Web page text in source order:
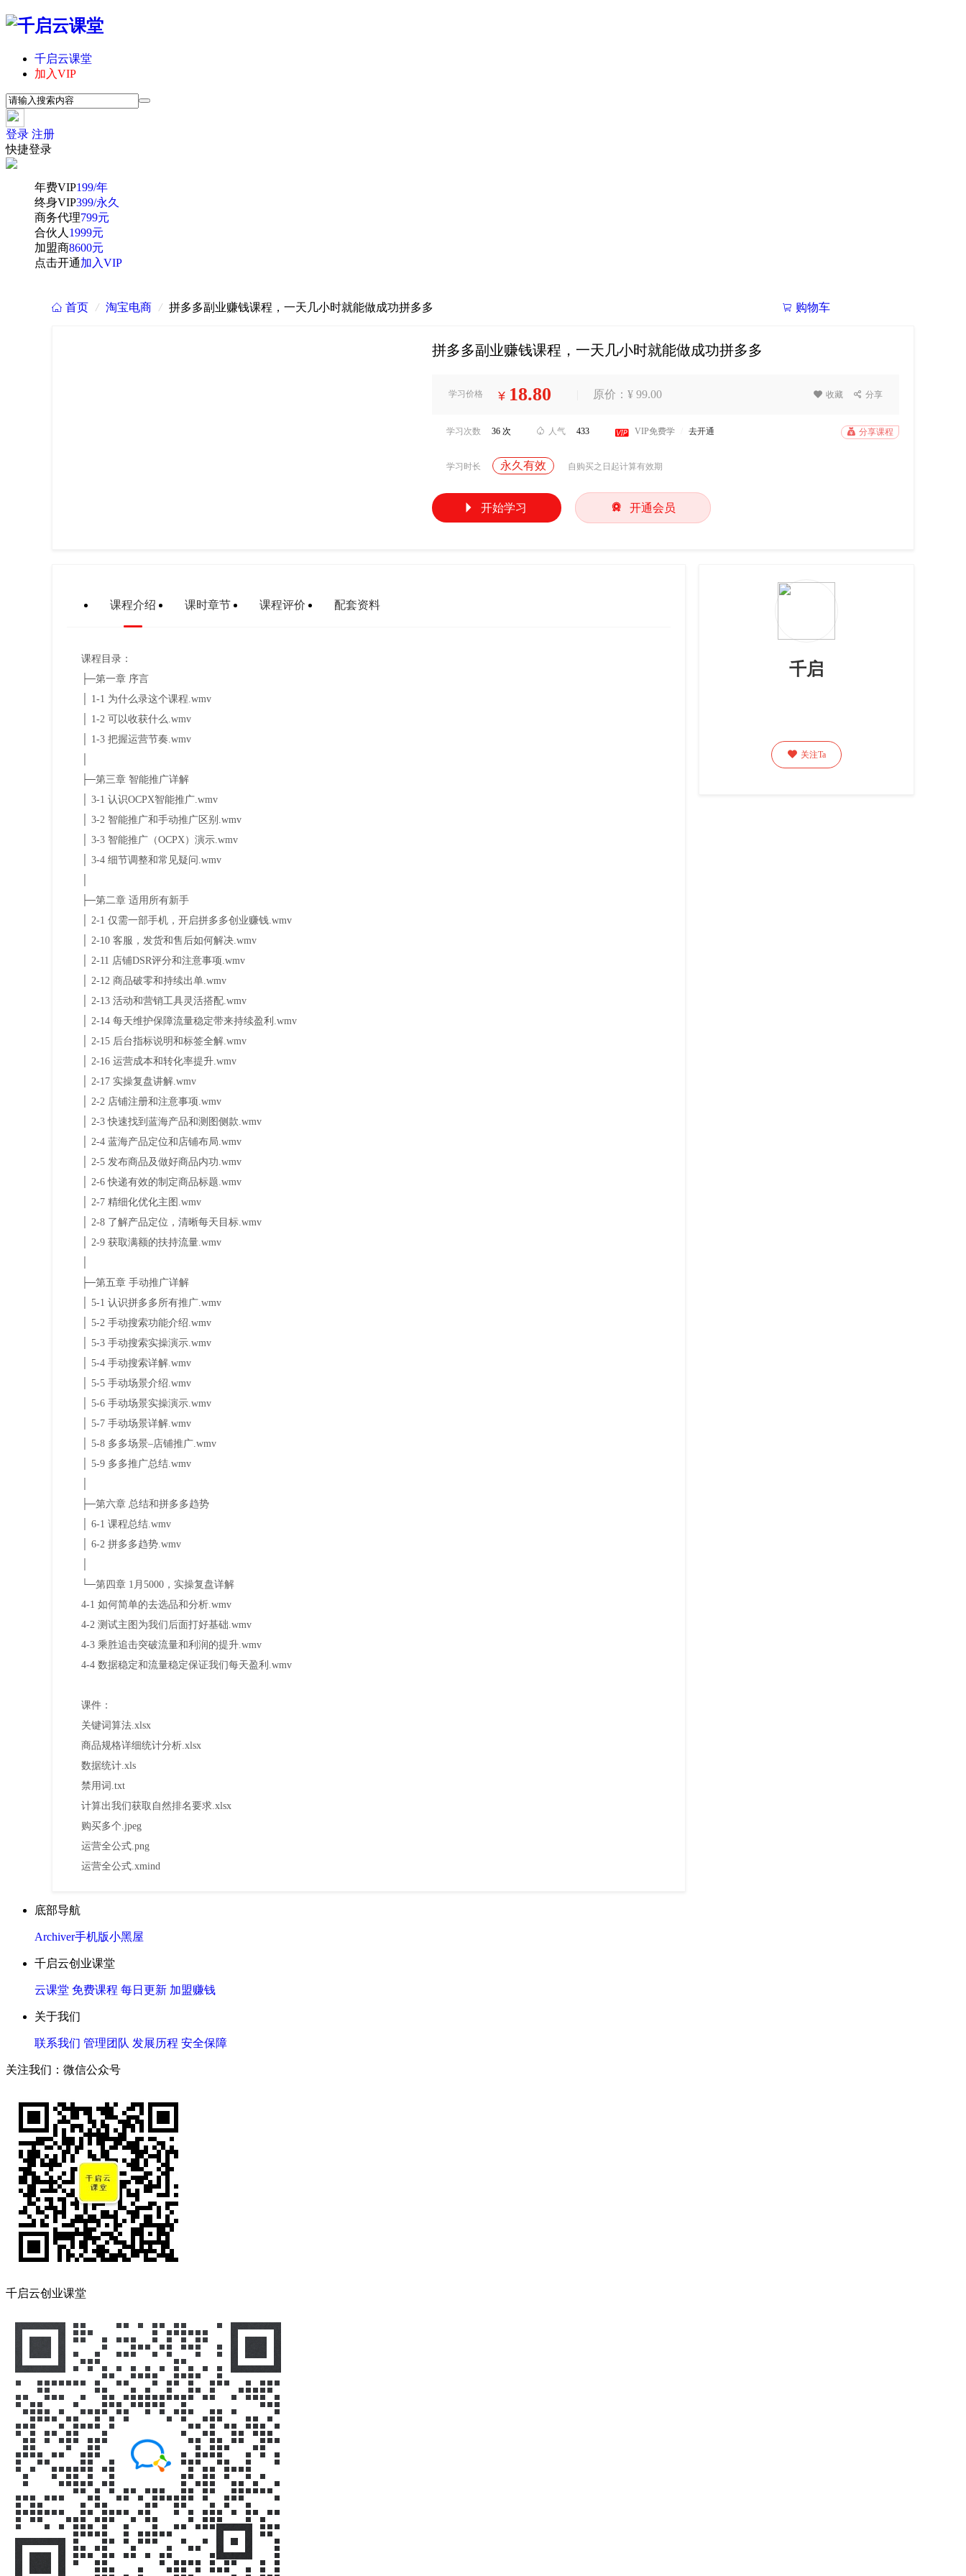
千启云课堂
加入VIP
登录 注册
快捷登录
年费VIP199/年
终身VIP399/永久
商务代理799元
合伙人 1999元
加盟商8600元
点击开通加入VIP
 购物车
 首页 / 淘宝电商 / 拼多多副业赚钱课程，一天几小时就能做成功拼多多
拼多多副业赚钱课程，一天几小时就能做成功拼多多
学习价格 ¥ 18.80 原价：¥ 99.00  收藏  分享
学习次数 36 次  人气 433  VIP免费学 去开通  分享课程
学习时长 永久有效 自购买之日起计算有效期
 开始学习  开通会员
课程介绍 课时章节 课程评价 配套资料
课程目录：
├─第一章 序言
│ 1-1 为什么录这个课程.wmv
│ 1-2 可以收获什么.wmv
│ 1-3 把握运营节奏.wmv
├─第三章 智能推广详解
│ 3-1 认识OCPX智能推广.wmv
│ 3-2 智能推广和手动推广区别.wmv
│ 3-3 智能推广（OCPX）演示.wmv
│ 3-4 细节调整和常见疑问.wmv
├─第二章 适用所有新手
│ 2-1 仅需一部手机，开启拼多多创业赚钱.wmv
│ 2-10 客服，发货和售后如何解决.wmv
│ 2-11 店铺DSR评分和注意事项.wmv
│ 2-12 商品破零和持续出单.wmv
│ 2-13 活动和营销工具灵活搭配.wmv
│ 2-14 每天维护保障流量稳定带来持续盈利.wmv
│ 2-15 后台指标说明和标签全解.wmv
│ 2-16 运营成本和转化率提升.wmv
│ 2-17 实操复盘讲解.wmv
│ 2-2 店铺注册和注意事项.wmv
│ 2-3 快速找到蓝海产品和测图侧款.wmv
│ 2-4 蓝海产品定位和店铺布局.wmv
│ 2-5 发布商品及做好商品内功.wmv
│ 2-6 快递有效的制定商品标题.wmv
│ 2-7 精细化优化主图.wmv
│ 2-8 了解产品定位，清晰每天目标.wmv
│ 2-9 获取满额的扶持流量.wmv
├─第五章 手动推广详解
│ 5-1 认识拼多多所有推广.wmv
│ 5-2 手动搜索功能介绍.wmv
│ 5-3 手动搜索实操演示.wmv
│ 5-4 手动搜索详解.wmv
│ 5-5 手动场景介绍.wmv
│ 5-6 手动场景实操演示.wmv
│ 5-7 手动场景详解.wmv
│ 5-8 多多场景–店铺推广.wmv
│ 5-9 多多推广总结.wmv
├─第六章 总结和拼多多趋势
│ 6-1 课程总结.wmv
│ 6-2 拼多多趋势.wmv
└─第四章 1月5000，实操复盘详解
4-1 如何简单的去选品和分析.wmv
4-2 测试主图为我们后面打好基础.wmv
4-3 乘胜追击突破流量和利润的提升.wmv
4-4 数据稳定和流量稳定保证我们每天盈利.wmv
课件：
关键词算法.xlsx
商品规格详细统计分析.xlsx
数据统计.xls
禁用词.txt
计算出我们获取自然排名要求.xlsx
购买多个.jpeg
运营全公式.png
运营全公式.xmind
千启
 关注Ta
底部导航
Archiver手机版小黑屋
千启云创业课堂
云课堂 免费课程 每日更新 加盟赚钱
关于我们
联系我们 管理团队 发展历程 安全保障
关注我们：微信公众号
千启云创业课堂